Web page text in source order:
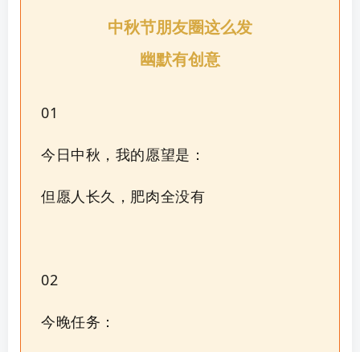
中秋节朋友圈这么发
幽默有创意
01
今日中秋，我的愿望是：
但愿人长久，肥肉全没有
02
今晚任务：